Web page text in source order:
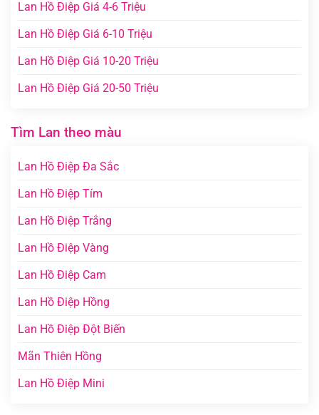
Lan Hồ Điệp Giá 4-6 Triệu
Lan Hồ Điệp Giá 6-10 Triệu
Lan Hồ Điệp Giá 10-20 Triệu
Lan Hồ Điệp Giá 20-50 Triệu
Tìm Lan theo màu
Lan Hồ Điệp Đa Sắc
Lan Hồ Điệp Tím
Lan Hồ Điệp Trắng
Lan Hồ Điệp Vàng
Lan Hồ Điệp Cam
Lan Hồ Điệp Hồng
Lan Hồ Điệp Đột Biến
Mãn Thiên Hồng
Lan Hồ Điệp Mini